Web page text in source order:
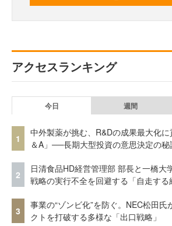
アクセスランキング
今日 週間
1
中外製薬が挑む、R&Dの成果最大化
＆A」──長期大型投資の意思決定の秘
2
日清食品HD経営管理部 部長と一橋大
戦略の実行不全を回避する「自走する
3
事業の“ゾンビ化”を防ぐ。NEC松田氏
クトを打破する多様な「出口戦略」